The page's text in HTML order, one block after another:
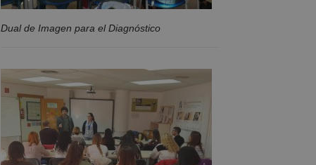
Dual de Imagen para el Diagnóstico